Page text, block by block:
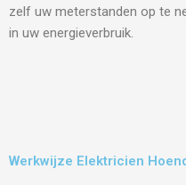
zelf uw meterstanden op te
in uw energieverbruik.
Werkwijze Elektricien